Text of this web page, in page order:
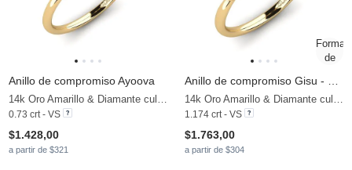
Anillo de compromiso Ayoova
14k Oro Amarillo & Diamante cultivado en laboratorio
0.73 crt - VS
$1.428,00
a partir de $321
14k Oro Amarillo & Diamante cultivado en laboratorio
1.174 crt - VS
$1.763,00
a partir de $304